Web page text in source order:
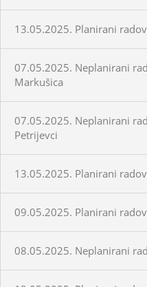
13.05.2025. Planirani
07.05.2025. Neplanirani
Markušica
07.05.2025. Neplanirani
Petrijevci
13.05.2025. Planirani
09.05.2025. Planirani
08.05.2025. Neplanirani